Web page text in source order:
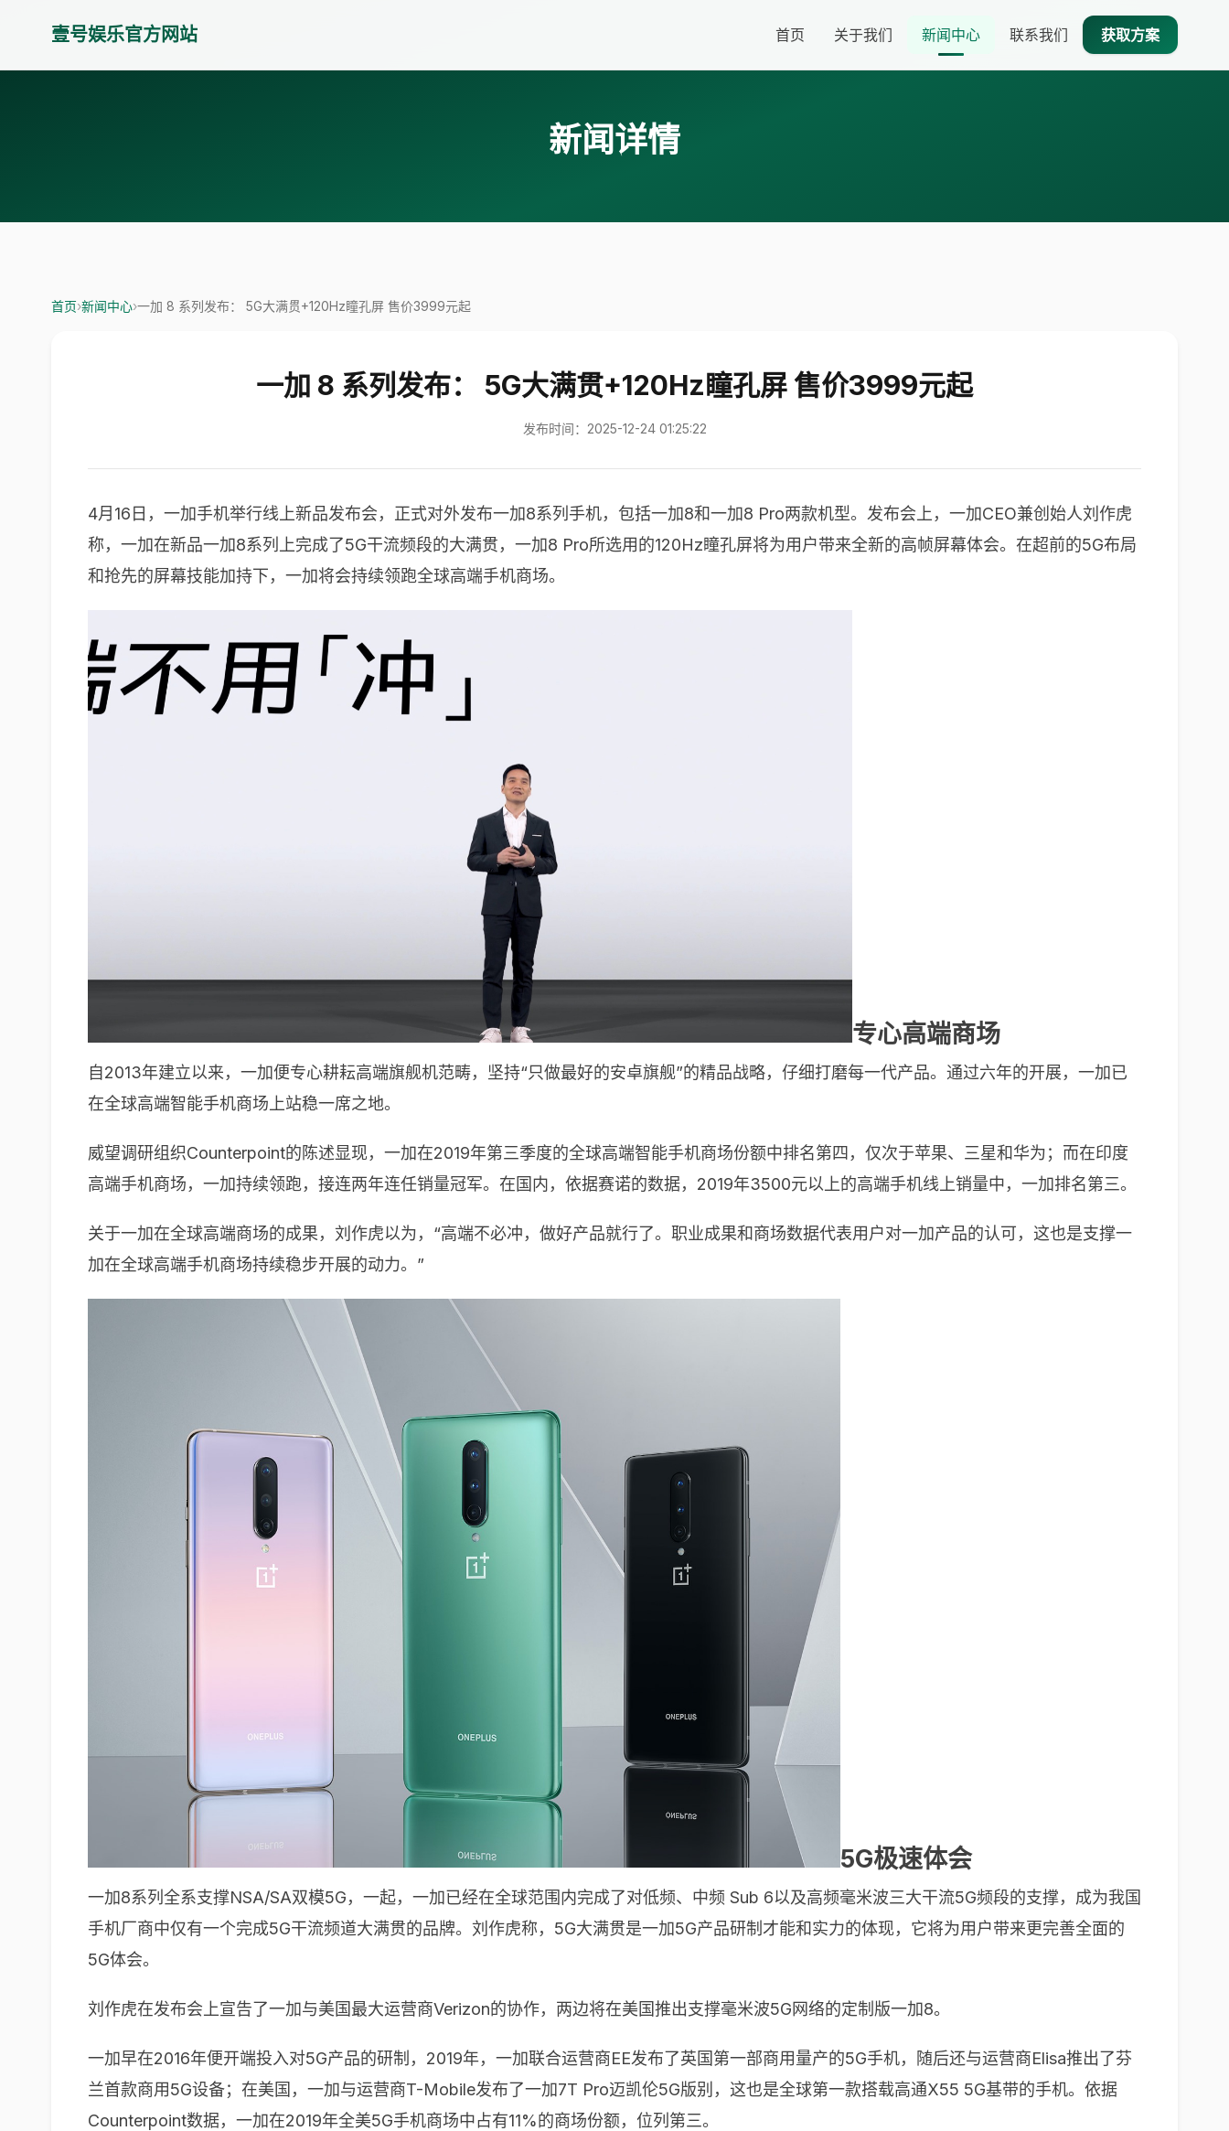
壹号娱乐官方网站 首页 关于我们 新闻中心 联系我们 获取方案
新闻详情
首页›新闻中心›一加 8 系列发布： 5G大满贯+120Hz瞳孔屏 售价3999元起
一加 8 系列发布： 5G大满贯+120Hz瞳孔屏 售价3999元起
发布时间：2025-12-24 01:25:22
4月16日，一加手机举行线上新品发布会，正式对外发布一加8系列手机，包括一加8和一加8 Pro两款机型。发布会上，一加CEO兼创始人刘作虎
称，一加在新品一加8系列上完成了5G干流频段的大满贯，一加8 Pro所选用的120Hz瞳孔屏将为用户带来全新的高帧屏幕体会。在超前的5G布局
和抢先的屏幕技能加持下，一加将会持续领跑全球高端手机商场。
专心高端商场
自2013年建立以来，一加便专心耕耘高端旗舰机范畴，坚持“只做最好的安卓旗舰”的精品战略，仔细打磨每一代产品。通过六年的开展，一加已
在全球高端智能手机商场上站稳一席之地。
威望调研组织Counterpoint的陈述显现，一加在2019年第三季度的全球高端智能手机商场份额中排名第四，仅次于苹果、三星和华为；而在印度
高端手机商场，一加持续领跑，接连两年连任销量冠军。在国内，依据赛诺的数据，2019年3500元以上的高端手机线上销量中，一加排名第三。
关于一加在全球高端商场的成果，刘作虎以为，“高端不必冲，做好产品就行了。职业成果和商场数据代表用户对一加产品的认可，这也是支撑一
加在全球高端手机商场持续稳步开展的动力。”
5G极速体会
一加8系列全系支撑NSA/SA双模5G，一起，一加已经在全球范围内完成了对低频、中频 Sub 6以及高频毫米波三大干流5G频段的支撑，成为我国
手机厂商中仅有一个完成5G干流频道大满贯的品牌。刘作虎称，5G大满贯是一加5G产品研制才能和实力的体现，它将为用户带来更完善全面的
5G体会。
刘作虎在发布会上宣告了一加与美国最大运营商Verizon的协作，两边将在美国推出支撑毫米波5G网络的定制版一加8。
一加早在2016年便开端投入对5G产品的研制，2019年，一加联合运营商EE发布了英国第一部商用量产的5G手机，随后还与运营商Elisa推出了芬
兰首款商用5G设备；在美国，一加与运营商T-Mobile发布了一加7T Pro迈凯伦5G版别，这也是全球第一款搭载高通X55 5G基带的手机。依据
Counterpoint数据，一加在2019年全美5G手机商场中占有11%的商场份额，位列第三。